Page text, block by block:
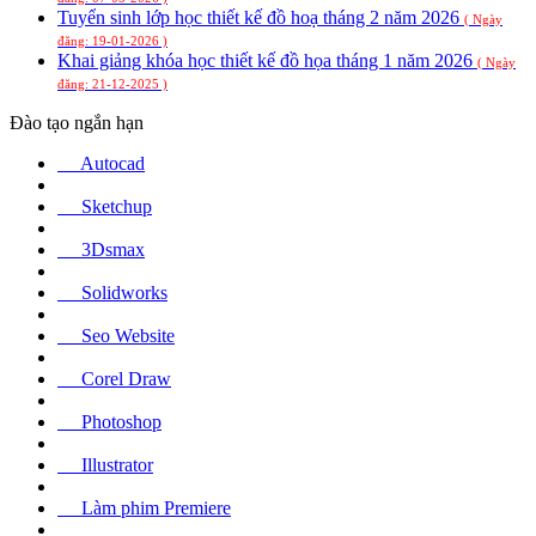
Tuyển sinh lớp học thiết kế đồ hoạ tháng 2 năm 2026 ( Ngày
đăng: 19-01-2026 )
Khai giảng khóa học thiết kế đồ họa tháng 1 năm 2026 ( Ngày
đăng: 21-12-2025 )
Đào tạo ngắn hạn
Autocad
Sketchup
3Dsmax
Solidworks
Seo Website
Corel Draw
Photoshop
Illustrator
Làm phim Premiere